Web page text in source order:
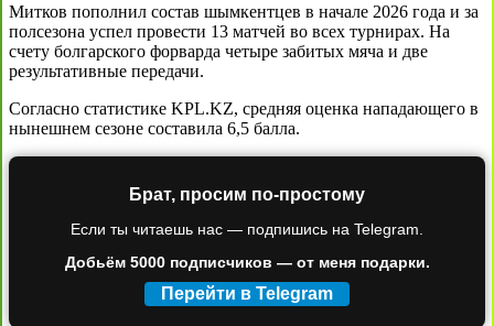
Митков пополнил состав шымкентцев в начале 2026 года и за
полсезона успел провести 13 матчей во всех турнирах. На
счету болгарского форварда четыре забитых мяча и две
результативные передачи.
Согласно статистике KPL.KZ, средняя оценка нападающего в
нынешнем сезоне составила 6,5 балла.
Брат, просим по-простому
Если ты читаешь нас — подпишись на Telegram.
Добьём 5000 подписчиков — от меня подарки.
Перейти в Telegram